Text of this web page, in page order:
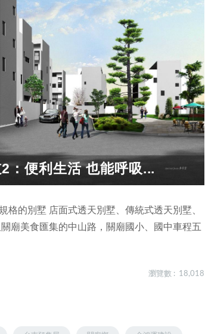
：便利生活 也能呼吸...
的別墅 店面式透天別墅、傳統式透天別墅、
廟美食匯集的中山路，關廟國小、國中車程五
瀏覽數 : 18,018